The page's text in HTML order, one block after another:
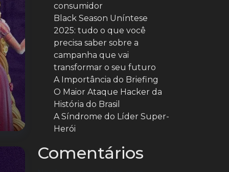
consumidor
Black Season Uníntese
2025: tudo o que você
precisa saber sobre a
campanha que vai
transformar o seu futuro
A Importância do Briefing
O Maior Ataque Hacker da
História do Brasil
A Síndrome do Líder Super-
Herói
Comentários